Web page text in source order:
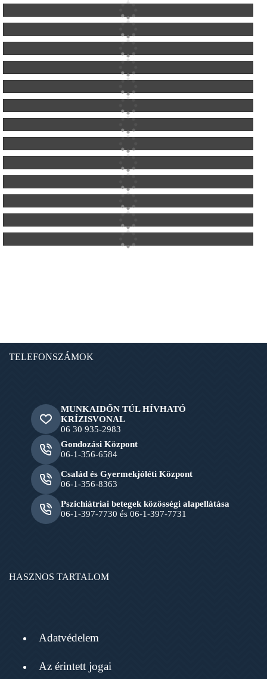
TELEFONSZÁMOK
MUNKAIDŐN TÚL HÍVHATÓ
KRÍZISVONAL
06 30 935-2983
Gondozási Központ
06-1-356-6584
Család és Gyermekjóléti Központ
06-1-356-8363
Pszichiátriai betegek közösségi alapellátása
06-1-397-7730 és 06-1-397-7731
HASZNOS TARTALOM
Adatvédelem
Az érintett jogai